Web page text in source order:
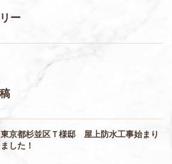
ー
東京都杉並区Ｔ様邸 屋上防水工事始まり
ました！